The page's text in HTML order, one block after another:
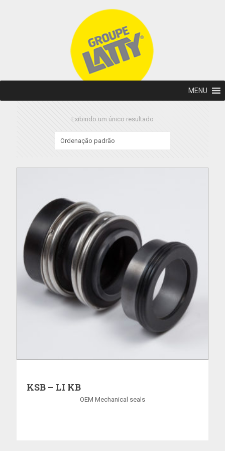
MENU
Exibindo um único resultado
KSB – LI KB
OEM Mechanical seals